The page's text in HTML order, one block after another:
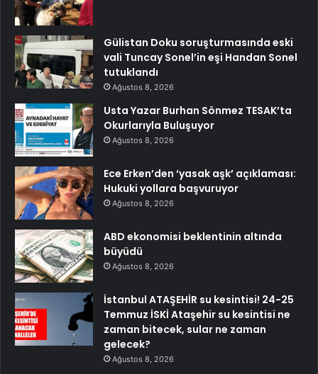
Gülistan Doku soruşturmasında eski
vali Tuncay Sonel’in eşi Handan Sonel
tutuklandı
Ağustos 8, 2026
Usta Yazar Burhan Sönmez TESAK’ta
Okurlarıyla Buluşuyor
Ağustos 8, 2026
Ece Erken’den ‘yasak aşk’ açıklaması:
Hukuki yollara başvuruyor
Ağustos 8, 2026
ABD ekonomisi beklentinin altında
büyüdü
Ağustos 8, 2026
İstanbul ATAŞEHİR su kesintisi! 24-25
Temmuz İSKİ Ataşehir su kesintisi ne
zaman bitecek, sular ne zaman
gelecek?
Ağustos 8, 2026